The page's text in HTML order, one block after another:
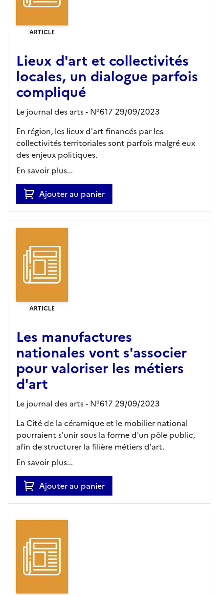
ARTICLE
Lieux d'art et collectivités
locales, un dialogue parfois
compliqué
Le journal des arts - N°617 29/09/2023
En région, les lieux d'art financés par les
collectivités territoriales sont parfois malgré eux
des enjeux politiques.
En savoir plus...
Ajouter au panier
ARTICLE
Les manufactures
nationales vont s'associer
pour valoriser les métiers
d'art
Le journal des arts - N°617 29/09/2023
La Cité de la céramique et le mobilier national
pourraient s'unir sous la forme d'un pôle public,
afin de structurer la filière métiers d'art.
En savoir plus...
Ajouter au panier